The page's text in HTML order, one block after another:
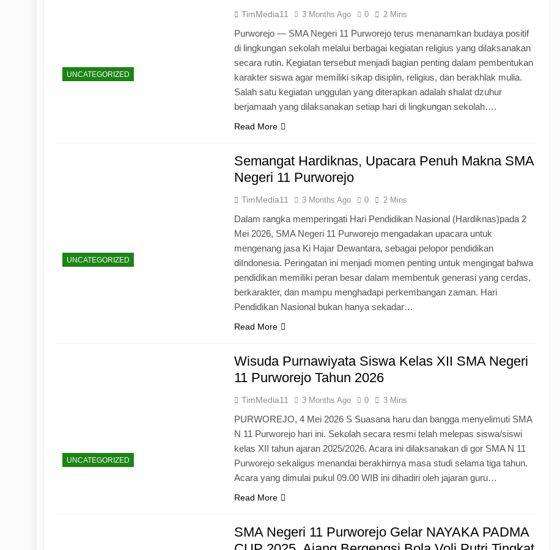
UNCATEGORIZED
TimMedia11 3 Months Ago 0 2 Mins
Purworejo — SMA Negeri 11 Purworejo terus menanamkan budaya positif
di lingkungan sekolah melalui berbagai kegiatan religius yang dilaksanakan
secara rutin. Kegiatan tersebut menjadi bagian penting dalam pembentukan
karakter siswa agar memiliki sikap disiplin, religius, dan berakhlak mulia.
Salah satu kegiatan unggulan yang diterapkan adalah shalat dzuhur
berjamaah yang dilaksanakan setiap hari di lingkungan sekolah….
Read More
UNCATEGORIZED
Semangat Hardiknas, Upacara Penuh Makna SMA
Negeri 11 Purworejo
TimMedia11 3 Months Ago 0 2 Mins
Dalam rangka memperingati Hari Pendidikan Nasional (Hardiknas)pada 2
Mei 2026, SMA Negeri 11 Purworejo mengadakan upacara untuk
mengenang jasa Ki Hajar Dewantara, sebagai pelopor pendidikan
diIndonesia. Peringatan ini menjadi momen penting untuk mengingat bahwa
pendidikan memiliki peran besar dalam membentuk generasi yang cerdas,
berkarakter, dan mampu menghadapi perkembangan zaman. Hari
Pendidikan Nasional bukan hanya sekadar…
Read More
UNCATEGORIZED
Wisuda Purnawiyata Siswa Kelas XII SMA Negeri
11 Purworejo Tahun 2026
TimMedia11 3 Months Ago 0 3 Mins
PURWOREJO, 4 Mei 2026 S Suasana haru dan bangga menyelimuti SMA
N 11 Purworejo hari ini. Sekolah secara resmi telah melepas siswa/siswi
kelas XII tahun ajaran 2025/2026. Acara ini dilaksanakan di gor SMA N 11
Purworejo sekaligus menandai berakhirnya masa studi selama tiga tahun.
Acara yang dimulai pukul 09.00 WIB ini dihadiri oleh jajaran guru…
Read More
SMA Negeri 11 Purworejo Gelar NAYAKA PADMA